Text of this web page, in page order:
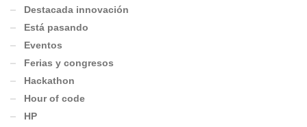
Destacada innovación
Está pasando
Eventos
Ferias y congresos
Hackathon
Hour of code
HP